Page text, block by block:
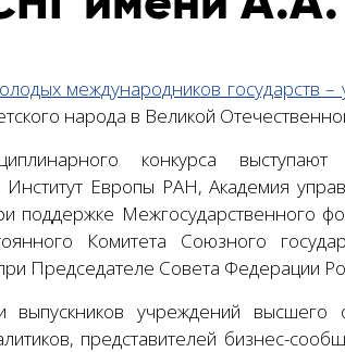
международников государств
народа в Великой
конкурса выступают
Европы РАН, Академия
Межгосударственного
Комитета Союзного
Председателе Совета Федерации
выпускников учреждений высшего
представителей бизнес-